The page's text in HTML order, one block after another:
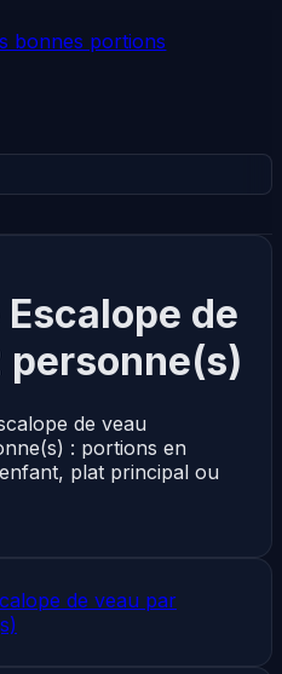
bonnes portions
de
personne(s)
de veau
: portions en
plat principal ou
de veau par